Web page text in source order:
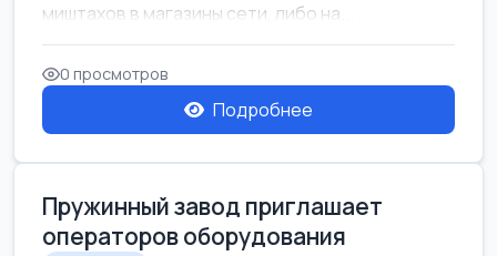
миштахов в магазины сети, либо на...
0 просмотров
Подробнее
Пружинный завод приглашает
операторов оборудования